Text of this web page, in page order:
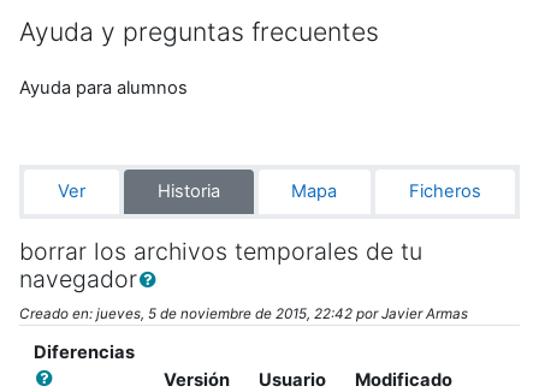
Ayuda y preguntas frecuentes
Ayuda para alumnos
Ver Historia Mapa Ficheros
borrar los archivos temporales de tu
navegador
Creado en: jueves, 5 de noviembre de 2015, 22:42 por Javier Armas
Diferencias
Versión
Usuario Modificado